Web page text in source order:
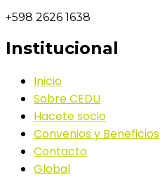
+598 2626 1638
Institucional
Inicio
Sobre CEDU
Hacete socio
Convenios y Beneficios
Contacto
Global